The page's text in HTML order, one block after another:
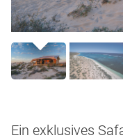
Ein exklusives